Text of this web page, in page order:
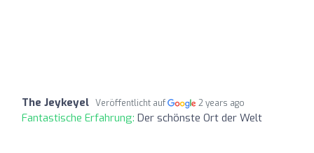
The Jeykeyel Veröffentlicht auf 2 years ago
Fantastische Erfahrung: Der schönste Ort der Welt